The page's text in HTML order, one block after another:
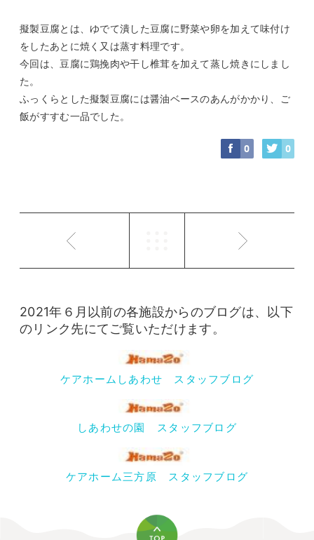
擬製豆腐とは、ゆでて潰した豆腐に野菜や卵を加えて味付け
をしたあとに焼く又は蒸す料理です。
今回は、豆腐に鶏挽肉や干し椎茸を加えて蒸し焼きにしまし
た。
ふっくらとした擬製豆腐には醤油ベースのあんがかかり、ご
飯がすすむ一品でした。
0 0
2021年６月以前の各施設からのブログは、以下
のリンク先にてご覧いただけます。
ケアホームしあわせ スタッフブログ
しあわせの園 スタッフブログ
ケアホーム三方原 スタッフブログ